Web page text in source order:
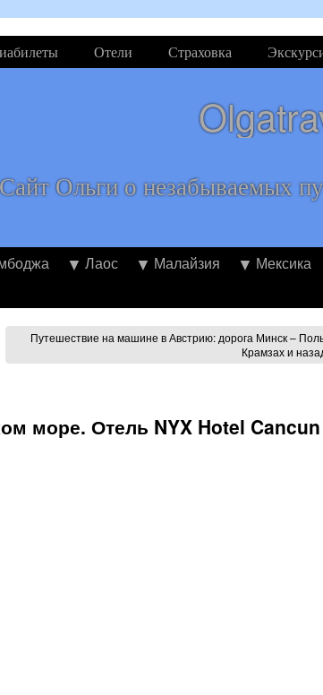
Отели Страховка
Сайт Ольги о незабываемых
Лаос Малайзия Мексика
Путешествие на машине в Австрию: дорога Минск –
Крамзах и
море. Отель NYX Hotel Cancun